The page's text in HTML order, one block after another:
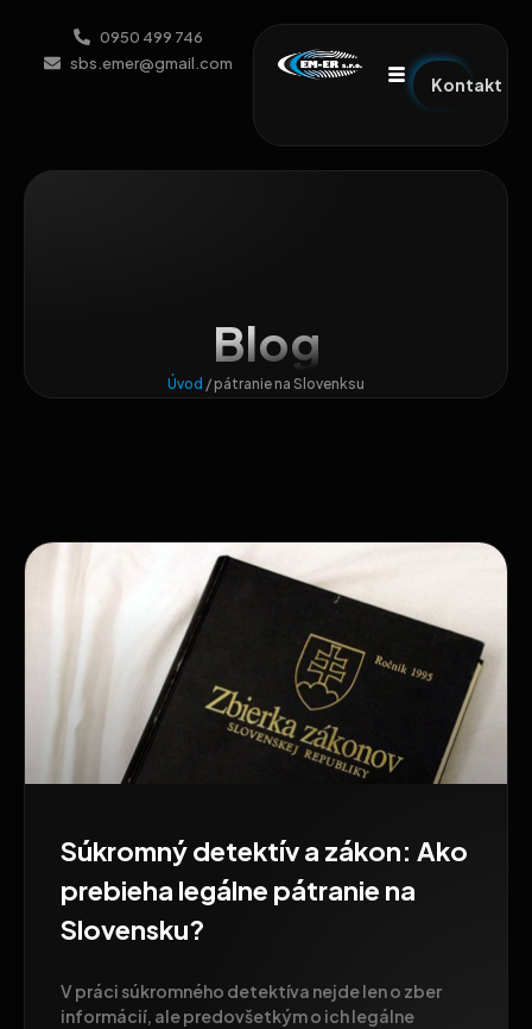
0950 499 746
sbs.emer@gmail.com
Kontakt
Blog
Úvod / pátranie na Slovenksu
Súkromný detektív a zákon: Ako
prebieha legálne pátranie na
Slovensku?
V práci súkromného detektíva nejde len o zber
informácií, ale predovšetkým o ich legálne